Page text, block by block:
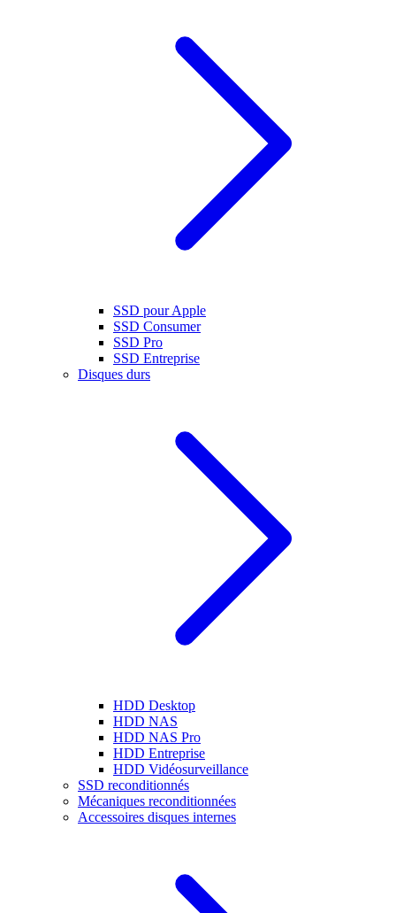
SSD pour Apple
SSD Consumer
SSD Pro
SSD Entreprise
Disques durs
HDD Desktop
HDD NAS
HDD NAS Pro
HDD Entreprise
HDD Vidéosurveillance
SSD reconditionnés
Mécaniques reconditionnées
Accessoires disques internes